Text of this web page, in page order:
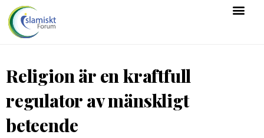
Religion är en kraftfull
regulator av mänskligt
beteende